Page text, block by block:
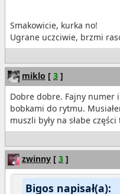
Smakowicie, kurka no!
Ugrane uczciwie, brzmi
miklo [ 3 ]
Dobre dobre. Fajny numer
bobkami do rytmu.
muszli były na słabe części
zwinny [ 3 ]
Bigos napisał(a):